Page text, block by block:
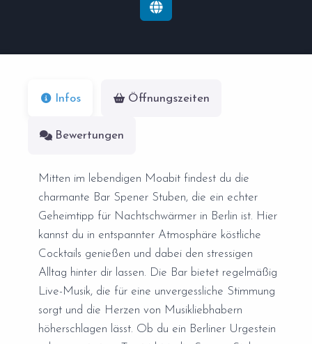
Infos Öffnungszeiten
Bewertungen
Mitten im lebendigen Moabit findest du die
charmante Bar Spener Stuben, die ein echter
Geheimtipp für Nachtschwärmer in Berlin ist. Hier
kannst du in entspannter Atmosphäre köstliche
Cocktails genießen und dabei den stressigen
Alltag hinter dir lassen. Die Bar bietet regelmäßig
Live-Musik, die für eine unvergessliche Stimmung
sorgt und die Herzen von Musikliebhabern
höherschlagen lässt. Ob du ein Berliner Urgestein